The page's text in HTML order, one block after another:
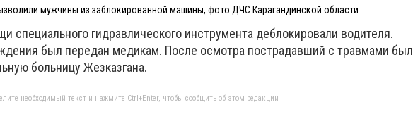
мужчины из заблокированной машины, фото ДЧС Карагандинской области
специального гидравлического инструмента деблокировали водителя.
был передан медикам. После осмотра пострадавший с травмами был
больницу Жезказгана.
необходимый текст и нажмите Ctrl+Enter, чтобы сообщить об этом редакции